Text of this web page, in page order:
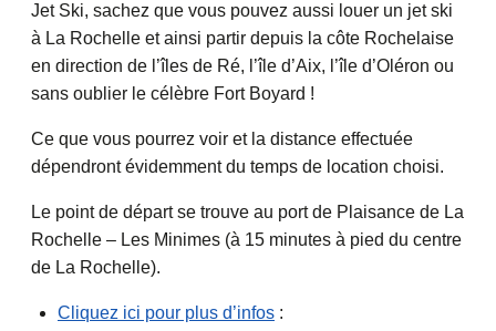
Jet Ski, sachez que vous pouvez aussi louer un jet ski
à La Rochelle et ainsi partir depuis la côte Rochelaise
en direction de l’îles de Ré, l’île d’Aix, l’île d’Oléron ou
sans oublier le célèbre Fort Boyard !
Ce que vous pourrez voir et la distance effectuée
dépendront évidemment du temps de location choisi.
Le point de départ se trouve au port de Plaisance de La
Rochelle – Les Minimes (à 15 minutes à pied du centre
de La Rochelle).
Cliquez ici pour plus d’infos :